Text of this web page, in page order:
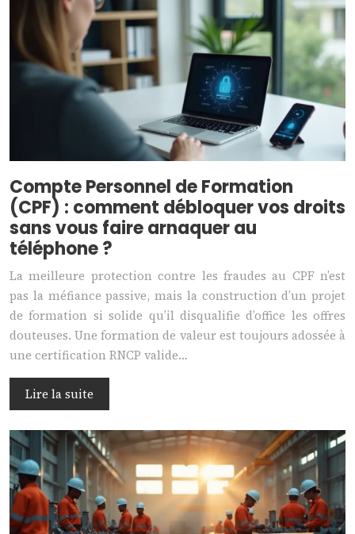
Compte Personnel de Formation
(CPF) : comment débloquer vos droits
sans vous faire arnaquer au
téléphone ?
La meilleure protection contre les fraudes au CPF n’est
pas la méfiance passive, mais la construction d’un projet
de formation si solide qu’il disqualifie d’office les offres
douteuses. Une formation de valeur est toujours adossée à
une certification RNCP valide…
Lire la suite